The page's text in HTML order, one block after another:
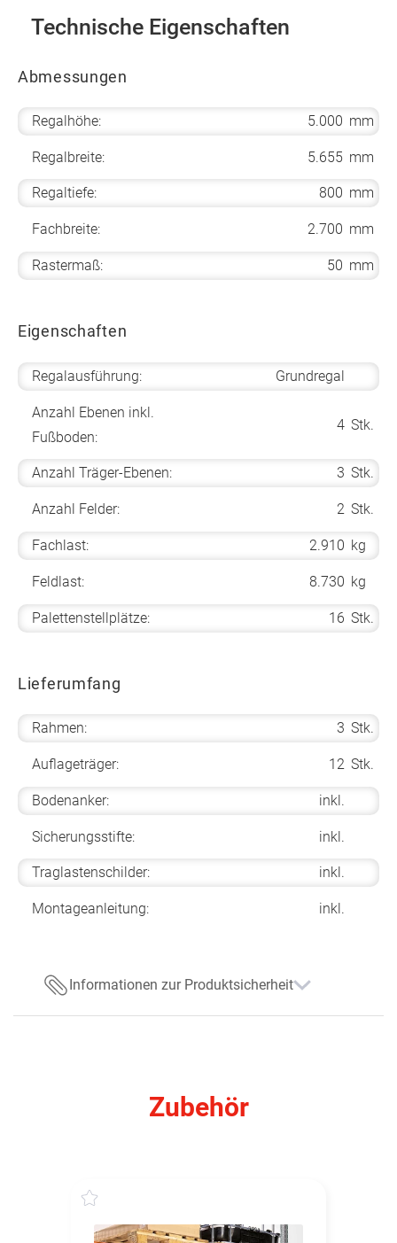
Technische Eigenschaften
Abmessungen
Regalhöhe: 5.000 mm
Regalbreite: 5.655 mm
Regaltiefe: 800 mm
Fachbreite: 2.700 mm
Rastermaß: 50 mm
Eigenschaften
Regalausführung: Grundregal
Anzahl Ebenen inkl.
Fußboden:
4 Stk.
Anzahl Träger-Ebenen: 3 Stk.
Anzahl Felder: 2 Stk.
Fachlast: 2.910 kg
Feldlast: 8.730 kg
Palettenstellplätze: 16 Stk.
Lieferumfang
Rahmen: 3 Stk.
Auflageträger: 12 Stk.
Bodenanker: inkl.
Sicherungsstifte: inkl.
Traglastenschilder: inkl.
Montageanleitung: inkl.
Informationen zur Produktsicherheit
Zubehör